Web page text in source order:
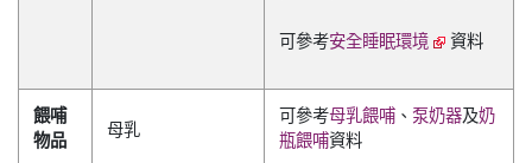
可參考安全睡眠環境 資料
餵哺
物品
母乳
可參考母乳餵哺 、 泵奶器及奶
瓶餵哺資料